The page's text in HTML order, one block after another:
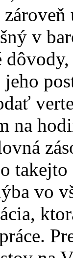
v
jeho
na
takejto
vo